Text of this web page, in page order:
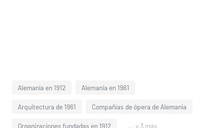
Alemania en 1912 Alemania en 1961
Arquitectura de 1961 Compañías de ópera de Alemania
Organizaciones fundadas en 1912 ... y 3 más